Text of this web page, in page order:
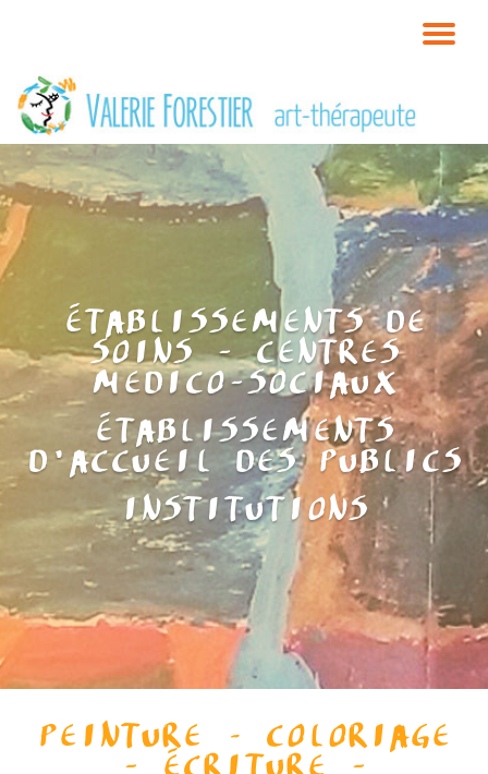
content
ÉTABLISSEMENTS DE
SOINS - CENTRES
MEDICO-SOCIAUX
ÉTABLISSEMENTS
D'ACCUEIL DES PUBLICS
INSTITUTIONS
PEINTURE – COLORIAGE
- ÉCRITURE -